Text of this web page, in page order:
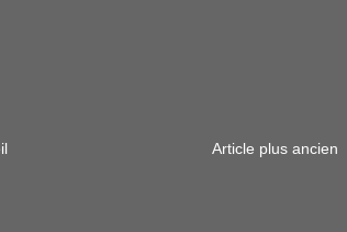
Article plus ancien